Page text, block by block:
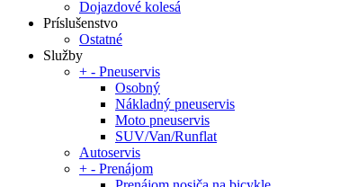
Dojazdové kolesá
Príslušenstvo
Ostatné
Služby
+ - Pneuservis
Osobný
Nákladný pneuservis
Moto pneuservis
SUV/Van/Runflat
Autoservis
+ - Prenájom